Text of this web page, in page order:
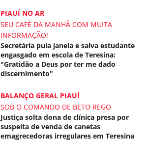
PIAUÍ NO AR
SEU CAFÉ DA MANHÃ COM MUITA
INFORMAÇÃO!
Secretária pula janela e salva estudante
engasgado em escola de Teresina:
"Gratidão a Deus por ter me dado
discernimento"
BALANÇO GERAL PIAUÍ
SOB O COMANDO DE BETO REGO
Justiça solta dona de clínica presa por
suspeita de venda de canetas
emagrecedoras irregulares em Teresina